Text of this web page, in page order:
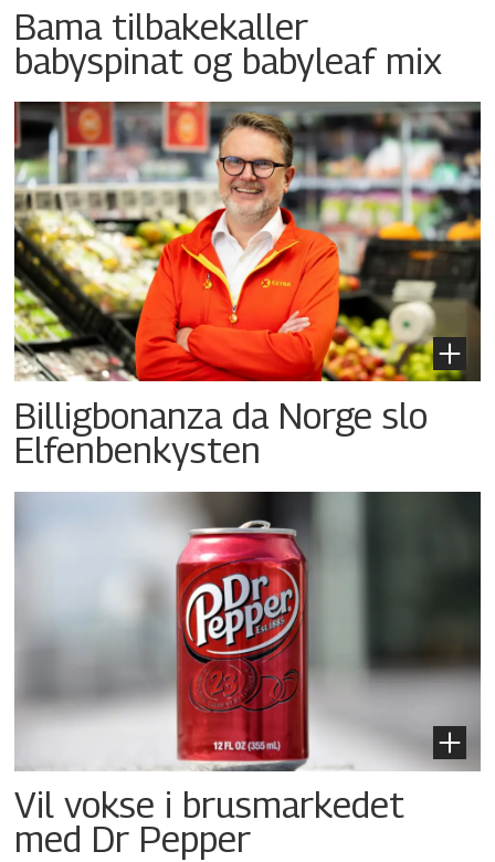
Bama tilbakekaller
babyspinat og babyleaf mix
Billigbonanza da Norge slo
Elfenbenkysten
Vil vokse i brusmarkedet
med Dr Pepper